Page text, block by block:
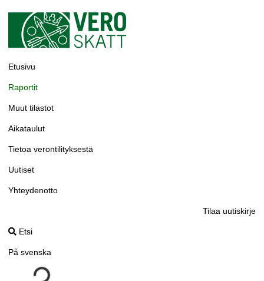
Etusivu
Raportit
Muut tilastot
Aikataulut
Tietoa verontilityksestä
Uutiset
Yhteydenotto
Tilaa uutiskirje
Etsi
På svenska